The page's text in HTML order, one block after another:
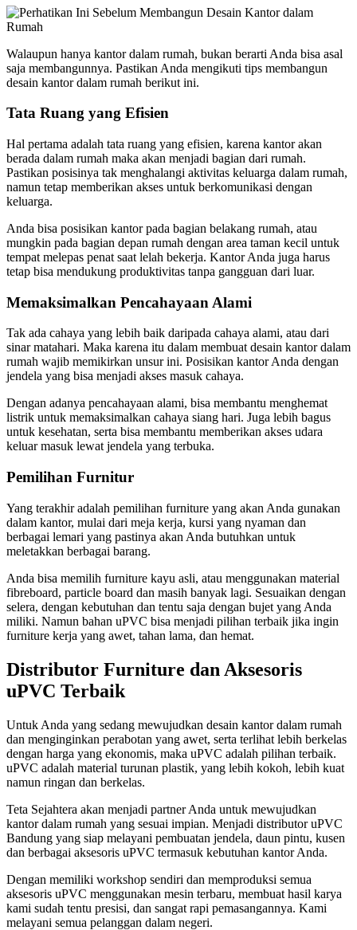
Walaupun hanya kantor dalam rumah, bukan berarti Anda bisa asal
saja membangunnya. Pastikan Anda mengikuti tips membangun
desain kantor dalam rumah berikut ini.
Tata Ruang yang Efisien
Hal pertama adalah tata ruang yang efisien, karena kantor akan
berada dalam rumah maka akan menjadi bagian dari rumah.
Pastikan posisinya tak menghalangi aktivitas keluarga dalam rumah,
namun tetap memberikan akses untuk berkomunikasi dengan
keluarga.
Anda bisa posisikan kantor pada bagian belakang rumah, atau
mungkin pada bagian depan rumah dengan area taman kecil untuk
tempat melepas penat saat lelah bekerja. Kantor Anda juga harus
tetap bisa mendukung produktivitas tanpa gangguan dari luar.
Memaksimalkan Pencahayaan Alami
Tak ada cahaya yang lebih baik daripada cahaya alami, atau dari
sinar matahari. Maka karena itu dalam membuat desain kantor dalam
rumah wajib memikirkan unsur ini. Posisikan kantor Anda dengan
jendela yang bisa menjadi akses masuk cahaya.
Dengan adanya pencahayaan alami, bisa membantu menghemat
listrik untuk memaksimalkan cahaya siang hari. Juga lebih bagus
untuk kesehatan, serta bisa membantu memberikan akses udara
keluar masuk lewat jendela yang terbuka.
Pemilihan Furnitur
Yang terakhir adalah pemilihan furniture yang akan Anda gunakan
dalam kantor, mulai dari meja kerja, kursi yang nyaman dan
berbagai lemari yang pastinya akan Anda butuhkan untuk
meletakkan berbagai barang.
Anda bisa memilih furniture kayu asli, atau menggunakan material
fibreboard, particle board dan masih banyak lagi. Sesuaikan dengan
selera, dengan kebutuhan dan tentu saja dengan bujet yang Anda
miliki. Namun bahan uPVC bisa menjadi pilihan terbaik jika ingin
furniture kerja yang awet, tahan lama, dan hemat.
Distributor Furniture dan Aksesoris
uPVC Terbaik
Untuk Anda yang sedang mewujudkan desain kantor dalam rumah
dan menginginkan perabotan yang awet, serta terlihat lebih berkelas
dengan harga yang ekonomis, maka uPVC adalah pilihan terbaik.
uPVC adalah material turunan plastik, yang lebih kokoh, lebih kuat
namun ringan dan berkelas.
Teta Sejahtera akan menjadi partner Anda untuk mewujudkan
kantor dalam rumah yang sesuai impian. Menjadi distributor uPVC
Bandung yang siap melayani pembuatan jendela, daun pintu, kusen
dan berbagai aksesoris uPVC termasuk kebutuhan kantor Anda.
Dengan memiliki workshop sendiri dan memproduksi semua
aksesoris uPVC menggunakan mesin terbaru, membuat hasil karya
kami sudah tentu presisi, dan sangat rapi pemasangannya. Kami
melayani semua pelanggan dalam negeri.